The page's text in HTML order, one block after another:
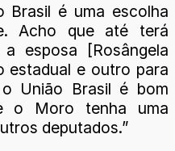
Brasil é uma escolha
Acho que até terá
esposa [Rosângela
estadual e outro para
União Brasil é bom
o Moro tenha uma
deputados.”